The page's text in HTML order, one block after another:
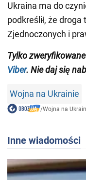
Ukraina ma do
podkreślił, że
Zjednoczonych i
Tylko
Viber. Nie daj się
Wojna na Ukrainie
/Wojna na
Inne wiadomości